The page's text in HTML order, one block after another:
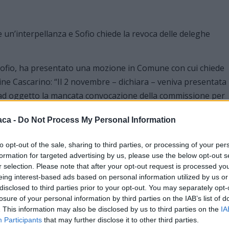
- Do Not Process My Personal Information
opt-out of the sale, sharing to third parties, or processing of your
for targeted advertising by us, please use the below opt-out
selection. Please note that after your opt-out request is processed
interest-based ads based on personal information utilized by us
to third parties prior to your opt-out. You may separately
of your personal information by third parties on the IAB’s list of
This information may also be disclosed by us to third parties on the
Participants that may further disclose it to other third parties.
ha presentato una mozione in Comune con cui chiede
Cascarino: “Il 2 novembre – dichiara – veniva presentata
oggetto la mancata convocazione della commissione per
di un cimitero per animali d’affezione nella quale si
sono i motivi ostativi per i quali, trascorsi sette mesi,
competente all’esame dell’interpellanza discussa in
in questione non ha ricevuto risposta alcuna
l’Assessore inadempiente a quanto stabilito dallo
una mozione in cui si chiede Sindaco a revocare la